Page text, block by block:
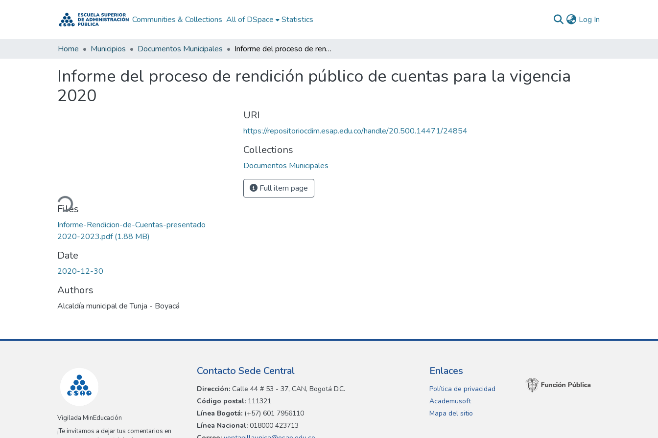
Communities & Collections All of DSpace Statistics Log In
Home Municipios Documentos Municipales Informe del proceso de rendición público de cuentas para la vigencia 2020
Informe del proceso de rendición público de cuentas para la vigencia
2020
Loading...
Files
Informe-Rendicion-de-Cuentas-presentado
2020-2023.pdf(1.88 MB)
Date
2020-12-30
Authors
Alcaldía municipal de Tunja - Boyacá
URI
https://repositoriocdim.esap.edu.co/handle/20.500.14471/24854
Collections
Documentos Municipales
Full item page
Vigilada MinEducación
¡Te invitamos a dejar tus comentarios en
Contacto Sede Central
Dirección: Calle 44 # 53 - 37, CAN, Bogotá D.C.
Código postal: 111321
Línea Bogotá: (+57) 601 7956110
Línea Nacional: 018000 423713
Enlaces
Política de privacidad
Academusoft
Mapa del sitio